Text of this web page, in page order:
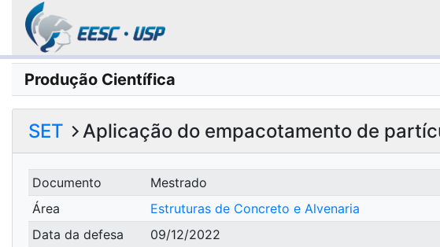
Produção Científica
SET Aplicação do empacotamento de
Documento
Mestrado
Área
Estruturas de Concreto e Alvenaria
Data da defesa
09/12/2022